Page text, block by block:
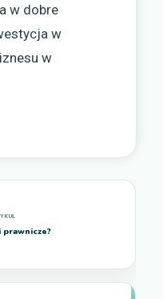
w dobre
w
w
prawnicze?